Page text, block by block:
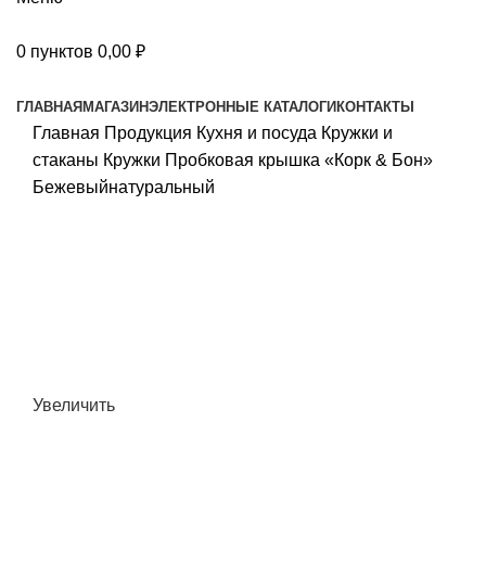
0 пунктов 0,00 ₽
ГЛАВНАЯ МАГАЗИНЭЛЕКТРОННЫЕ КАТАЛОГИ КОНТАКТЫ
Главная Продукция Кухня и посуда Кружки и
стаканы Кружки Пробковая крышка «Корк & Бон»
Бежевыйнатуральный
Увеличить